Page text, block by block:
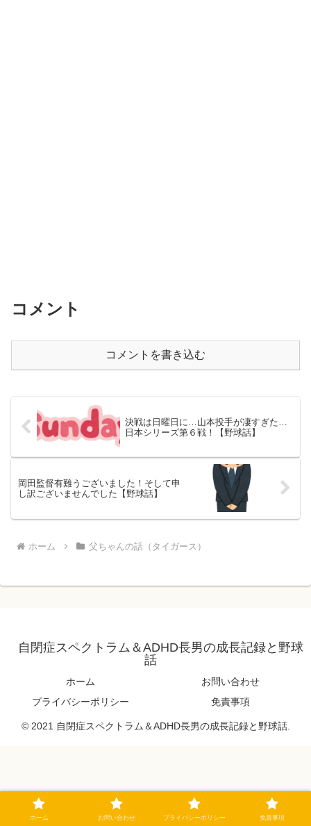
コメント
コメントを書き込む
決戦は日曜日に…山本投手が凄すぎた…
日本シリーズ第６戦！【野球話】
岡田監督有難うございました！そして申
し訳ございませんでした【野球話】
ホーム 父ちゃんの話（タイガース）
自閉症スペクトラム＆ADHD長男の成長記録と野球
話
ホーム
お問い合わせ
プライバシーポリシー
免責事項
© 2021 自閉症スペクトラム＆ADHD長男の成長記録と野球話.
ホーム お問い合わせ プライバシーポリシー 免責事項